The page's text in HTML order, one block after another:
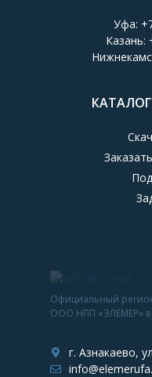
Уфа:
Казань:
Официальный
ООО НПП «ЭЛЕМЕР» в
г. Азнакаево,